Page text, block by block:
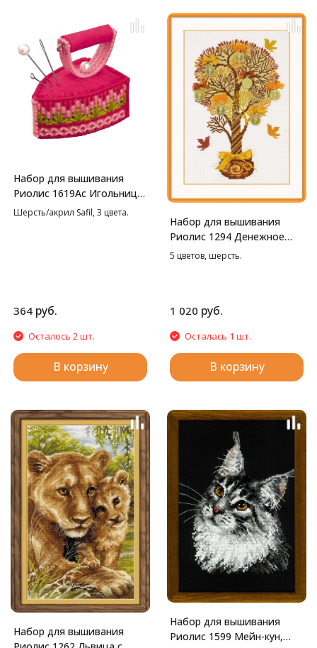
Набор для вышивания
Риолис 1619Ас Игольница
Утюжок, 5,5*3,5*5 см
Шерсть/акрил Safil, 3 цвета.
364 руб.
Осталось 2 шт.
В корзину
Набор для вышивания
Риолис 1294 Денежное
дерево, 21*30 см
5 цветов, шерсть.
1 020 руб.
Осталась 1 шт.
В корзину
Набор для вышивания
Набор для вышивания
Риолис 1599 Мейн-кун,